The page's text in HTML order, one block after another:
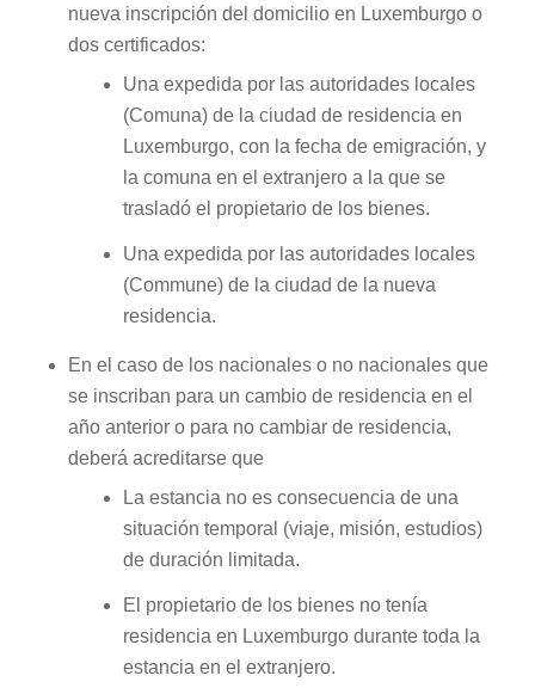
nueva inscripción del domicilio en Luxemburgo o
dos certificados:
Una expedida por las autoridades locales
(Comuna) de la ciudad de residencia en
Luxemburgo, con la fecha de emigración, y
la comuna en el extranjero a la que se
trasladó el propietario de los bienes.
Una expedida por las autoridades locales
(Commune) de la ciudad de la nueva
residencia.
En el caso de los nacionales o no nacionales que
se inscriban para un cambio de residencia en el
año anterior o para no cambiar de residencia,
deberá acreditarse que
La estancia no es consecuencia de una
situación temporal (viaje, misión, estudios)
de duración limitada.
El propietario de los bienes no tenía
residencia en Luxemburgo durante toda la
estancia en el extranjero.